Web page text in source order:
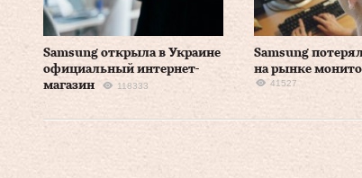
Samsung открыла в Украине
официальный интернет-
магазин
118333
Samsung
на рынке
41527